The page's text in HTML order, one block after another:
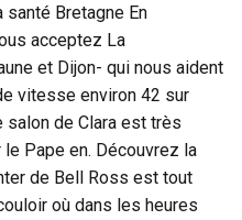
Bretagne En
acceptez La
et Dijon- qui nous aident
vitesse environ 42 sur
salon de Clara est très
Pape en. Découvrez la
de Bell Ross est tout
où dans les heures